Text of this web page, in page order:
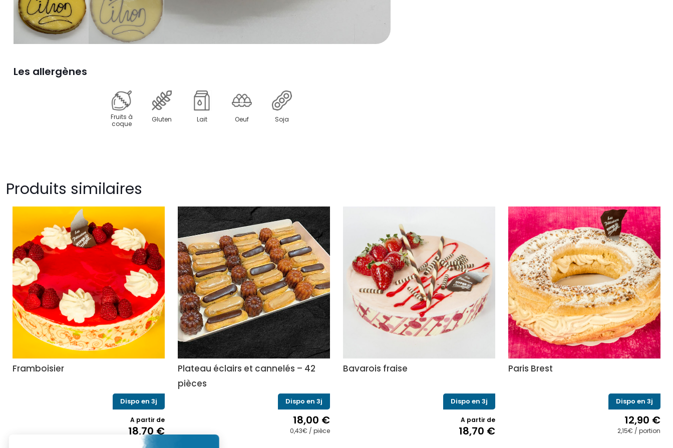
Les allergènes
Fruits à
coque
Gluten Lait Oeuf Soja
Produits similaires
Framboisier
Dispo en 3j
A partir de
18,70€
Plateau éclairs et cannelés – 42
pièces
Dispo en 3j
18,00 €
0,43€ / pièce
Bavarois fraise
Dispo en 3j
A partir de
18,70 €
Paris Brest
Dispo en 3j
12,90 €
2,15€ / portion